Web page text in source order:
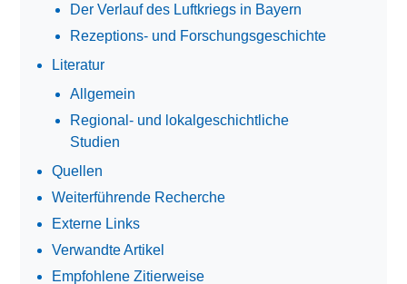
Der Verlauf des Luftkriegs in Bayern
Rezeptions- und Forschungsgeschichte
Literatur
Allgemein
Regional- und lokalgeschichtliche
Studien
Quellen
Weiterführende Recherche
Externe Links
Verwandte Artikel
Empfohlene Zitierweise